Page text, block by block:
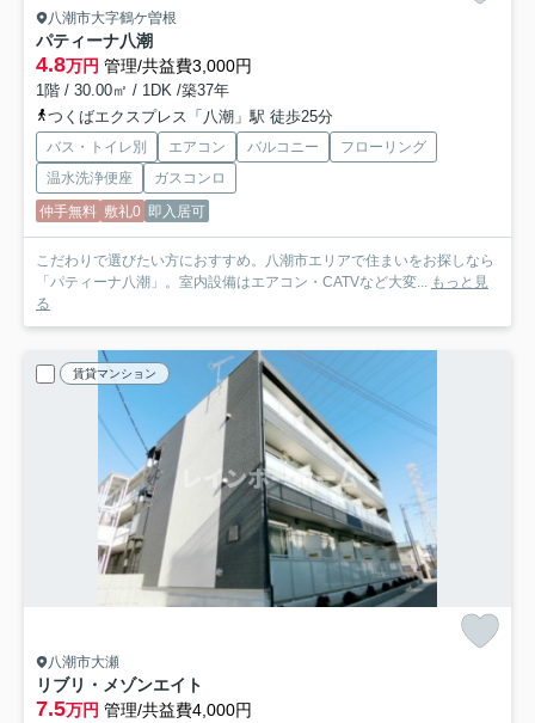
八潮市大字鶴ケ曽根
パティーナ八潮
4.8万円 管理/共益費3,000円
1階 / 30.00㎡ / 1DK /築37年
つくばエクスプレス「八潮」駅 徒歩25分
バス・トイレ別 エアコン バルコニー
フローリング
温水洗浄便座
ガスコンロ
仲手無料 敷礼0 即入居可
こだわりで選びたい方におすすめ。八潮市エリアで住まいをお探しなら
「パティーナ八潮」。室内設備はエアコン・CATVなど大変... もっと見
る
賃貸マンション
八潮市大瀬
リブリ・メゾンエイト
7.5万円 管理/共益費4,000円